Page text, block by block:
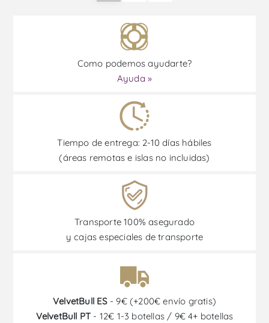
Como podemos ayudarte?
Ayuda »
Tiempo de entrega: 2-10 días hábiles
(áreas remotas e islas no incluidas)
Transporte 100% asegurado
y cajas especiales de transporte
VelvetBull ES- 9€ (+200€ envío gratis)
VelvetBull PT - 12€ 1-3 botellas / 9€ 4+ botellas